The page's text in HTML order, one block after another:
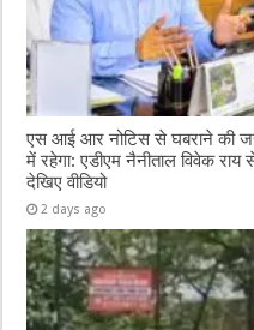
एस आई आर नोटिस से घबराने की
में रहेगा: एडीएम नैनीताल विवेक
देखिए वीडियो
2 days ago